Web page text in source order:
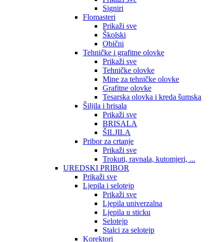
Signiri
Flomasteri
Prikaži sve
Školski
Obični
Tehničke i grafitne olovke
Prikaži sve
Tehničke olovke
Mine za tehničke olovke
Grafitne olovke
Tesarska olovka i kreda šumska
Šiljila i brisala
Prikaži sve
BRISALA
ŠILJILA
Pribor za crtanje
Prikaži sve
Trokuti, ravnala, kutomjeri, ...
UREDSKI PRIBOR
Prikaži sve
Ljepila i selotejp
Prikaži sve
Ljepila univerzalna
Ljepila u sticku
Selotejp
Stalci za selotejp
Korektori